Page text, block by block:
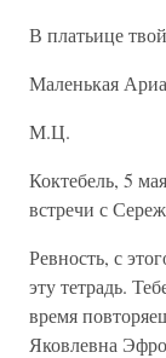
В платьице
Маленькая
М.Ц.
Коктебель, 5
встречи с
Ревность, с
эту тетрадь.
время
Яковлевна